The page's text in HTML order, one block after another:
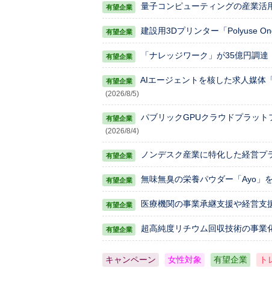
量子コンピューティングの産業活
建設用3Dプリンター「Polyuse
「ナレッジワーク」が35億円調
AIエージェントを核した求人媒体
(2026/8/5)
パブリックGPUクラウドプラッ
(2026/8/4)
ノンデスク産業に特化した経営
無味無臭の栄養パウダー「Ayo」
医療機関の事業承継支援や経営支
超高純度リチウム回収技術の事業
キャンペーン 女性対象 有望企業 ト